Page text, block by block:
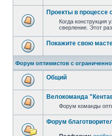
Проекты в процессе
Когда конструкция
сверление. Этот
Покажите свою
Форум оптимистов с
Общий
Велокоманда
Форум команды
Форум